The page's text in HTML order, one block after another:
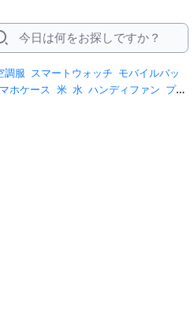
調服 スマートウォッチ モバイルバッ
ホケース 米 水 ハンディファン プロ